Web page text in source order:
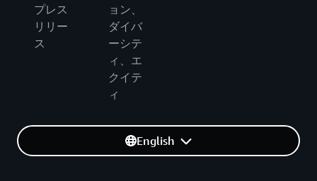
プレス
リリー
ス
ョン、
ダイバ
ーシテ
ィ、エ
クイテ
ィ
English